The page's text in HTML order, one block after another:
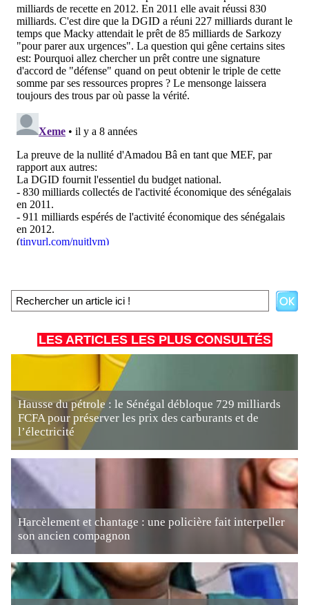
LES ARTICLES LES PLUS CONSULTÉS
Hausse du pétrole : le Sénégal débloque 729 milliards
FCFA pour préserver les prix des carburants et de
l’électricité
Harcèlement et chantage : une policière fait interpeller
son ancien compagnon